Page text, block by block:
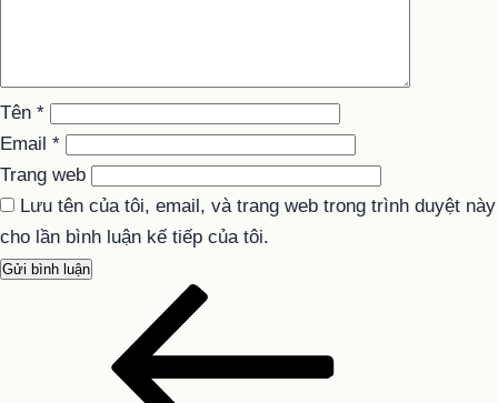
Tên *
Email *
Trang web
Lưu tên của tôi, email, và trang web trong trình duyệt này
cho lần bình luận kế tiếp của tôi.